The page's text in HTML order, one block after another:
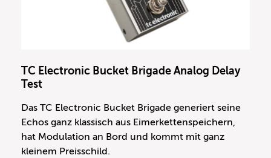
TC Electronic Bucket Brigade Analog Delay
Test
Das TC Electronic Bucket Brigade generiert seine
Echos ganz klassisch aus Eimerkettenspeichern,
hat Modulation an Bord und kommt mit ganz
kleinem Preisschild.